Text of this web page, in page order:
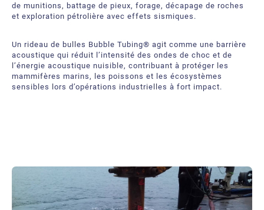
de munitions, battage de pieux, forage, décapage de roches
et exploration pétrolière avec effets sismiques.
Un rideau de bulles Bubble Tubing® agit comme une barrière
acoustique qui réduit l’intensité des ondes de choc et de
l’énergie acoustique nuisible, contribuant à protéger les
mammifères marins, les poissons et les écosystèmes
sensibles lors d’opérations industrielles à fort impact.